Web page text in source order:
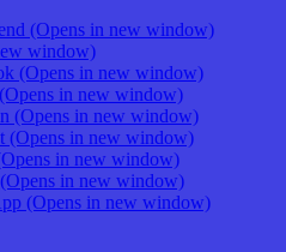
(Opens in new window)
window)
(Opens in new window)
in new window)
(Opens in new window)
(Opens in new window)
in new window)
in new window)
(Opens in new window)